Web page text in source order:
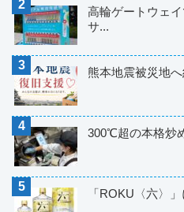
高輪ゲートウェ
サ...
熊本地震被災地
300℃超の本格炒
「ROKU〈六〉